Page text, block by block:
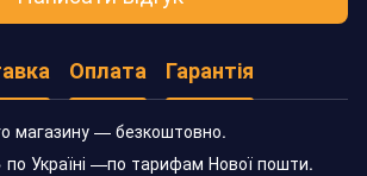
Оплата Гарантія
магазину — безкоштовно.
Україні —по тарифам Нової пошти.